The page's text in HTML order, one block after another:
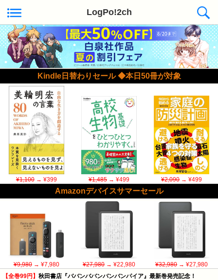
LogPo!2ch
Kindle日替わりセール ◆本日50冊が対象
¥1,100→ ¥399 ¥1,485→ ¥499 ¥2,090→ ¥499
Amazonデバイスサマーセール
¥9,980→ ¥7,980 ¥27,980→ ¥22,980 ¥32,980→ ¥27,980
【全巻99円】 秋田書店『ババンババンバンバンパイア』最新巻発売記念！